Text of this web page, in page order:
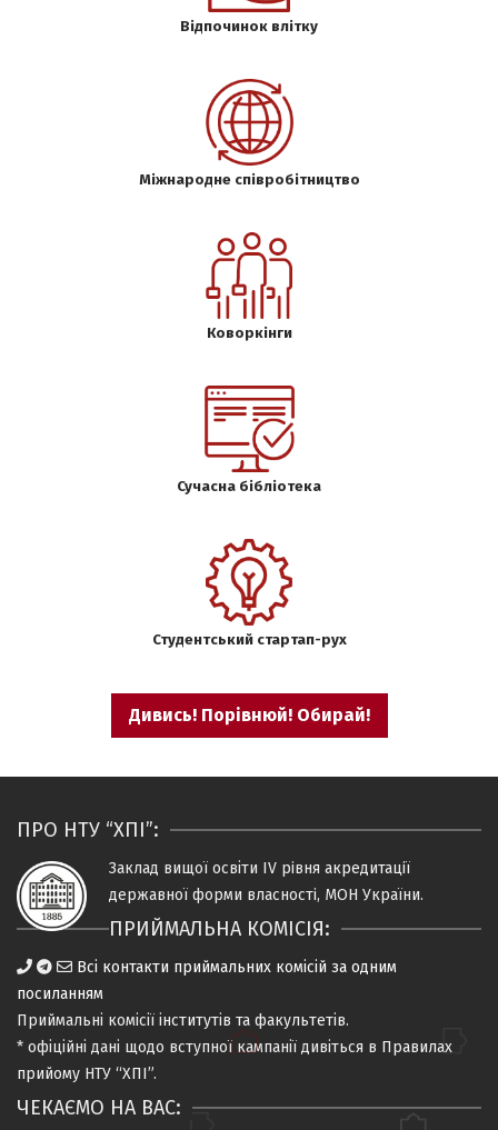
Відпочинок влітку
Міжнародне співробітництво
Коворкінги
Сучасна бібліотека
Студентський стартап-рух
Дивись! Порівнюй! Обирай!
ПРО НТУ “ХПІ”:
Заклад вищої освіти IV рiвня акредитацiї
державної форми власностi, МОН України.
ПРИЙМАЛЬНА КОМІСІЯ:
Всі контакти приймальних комісій за одним
посиланням
Приймальні комісії інститутів та факультетів.
* офіційні дані щодо вступної кампанії дивіться в Правилах
прийому НТУ “ХПІ”.
ЧЕКАЄМО НА ВАС: